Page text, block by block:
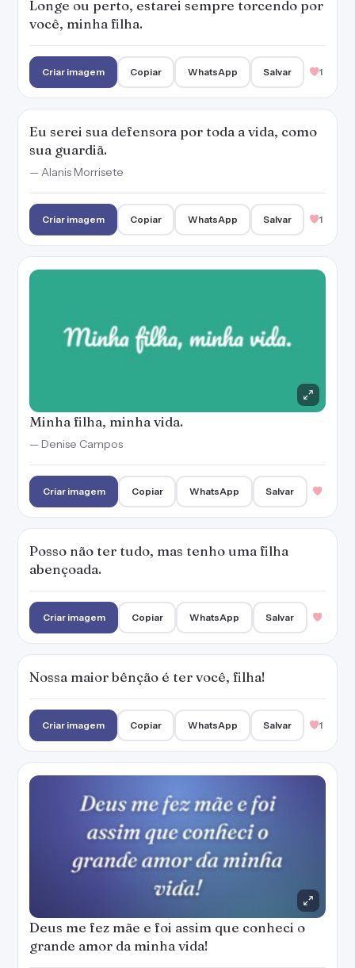
Longe ou perto, estarei sempre torcendo por
você, minha filha.
Criar imagem Copiar WhatsApp Salvar 1
Eu serei sua defensora por toda a vida, como
sua guardiã.
— Alanis Morrisete
Criar imagem Copiar WhatsApp Salvar 1
Minha filha, minha vida.
— Denise Campos
Criar imagem Copiar WhatsApp Salvar
Posso não ter tudo, mas tenho uma filha
abençoada.
Criar imagem Copiar WhatsApp Salvar
Nossa maior bênção é ter você, filha!
Criar imagem Copiar WhatsApp Salvar 1
Deus me fez mãe e foi assim que conheci o
grande amor da minha vida!